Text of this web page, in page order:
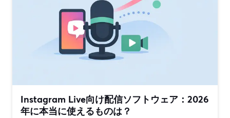
Instagram Live向け配信ソフトウェア：2026
年に本当に使えるものは？